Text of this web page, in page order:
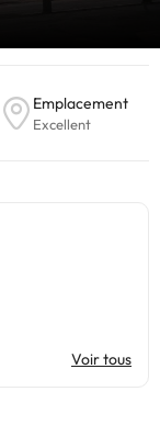
Emplacement
Excellent
Voir tous